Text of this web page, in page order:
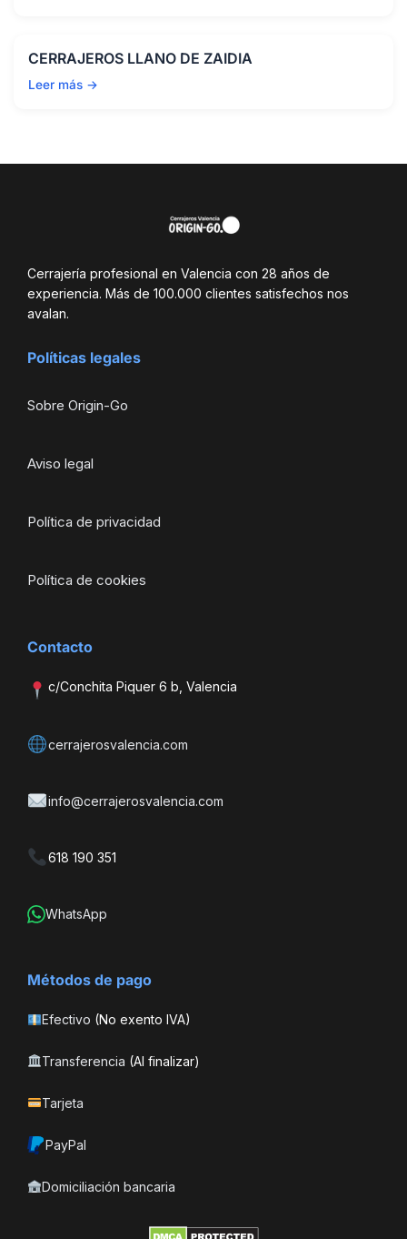
CERRAJEROS LLANO DE ZAIDIA
Leer más →
Cerrajería profesional en Valencia con 28 años de
experiencia. Más de 100.000 clientes satisfechos nos
avalan.
Políticas legales
Sobre Origin-Go
Aviso legal
Política de privacidad
Política de cookies
Contacto
c/Conchita Piquer 6 b, Valencia
cerrajerosvalencia.com
info@cerrajerosvalencia.com
618 190 351
WhatsApp
Métodos de pago
Efectivo (No exento IVA)
Transferencia (Al finalizar)
Tarjeta
PayPal
Domiciliación bancaria